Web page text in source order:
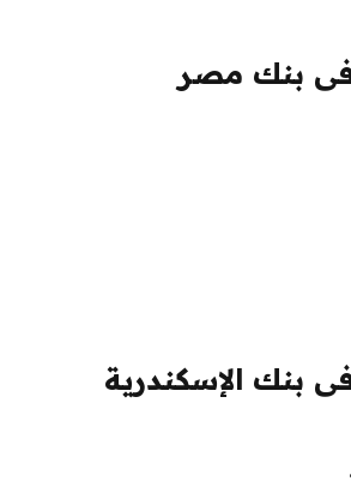
فى بنك مصر
بنك الإسكندرية